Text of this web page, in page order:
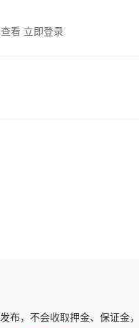
看 立即登录
布，不会收取押金、保证金